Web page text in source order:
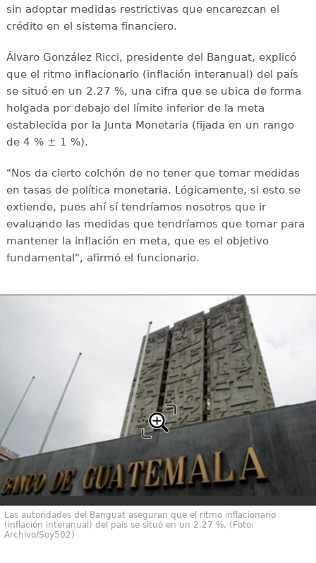
sin adoptar medidas restrictivas que encarezcan el
crédito en el sistema financiero.
Álvaro González Ricci, presidente del Banguat, explicó
que el ritmo inflacionario (inflación interanual) del país
se situó en un 2.27 %, una cifra que se ubica de forma
holgada por debajo del límite inferior de la meta
establecida por la Junta Monetaria (fijada en un rango
de 4 % ± 1 %).
"Nos da cierto colchón de no tener que tomar medidas
en tasas de política monetaria. Lógicamente, si esto se
extiende, pues ahí sí tendríamos nosotros que ir
evaluando las medidas que tendríamos que tomar para
mantener la inflación en meta, que es el objetivo
fundamental", afirmó el funcionario.
Las autoridades del Banguat aseguran que el ritmo inflacionario
(inflación interanual) del país se situó en un 2.27 %. (Foto:
Archivo/Soy502)